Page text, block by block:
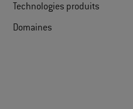
Technologies produits
Domaines